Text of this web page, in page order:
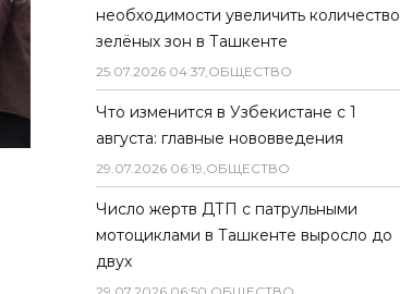
необходимости увеличить количество
зелёных зон в Ташкенте
25.07.2026 04:37,ОБЩЕСТВО
Что изменится в Узбекистане с 1
августа: главные нововведения
29.07.2026 06:19,ОБЩЕСТВО
Число жертв ДТП с патрульными
мотоциклами в Ташкенте выросло до
двух